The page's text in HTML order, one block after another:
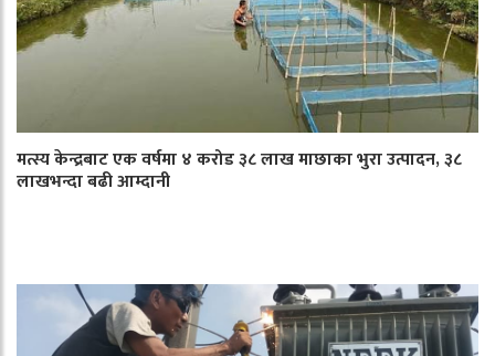
मत्स्य केन्द्रबाट एक वर्षमा ४ करोड ३८ लाख माछाका भुरा उत्पादन, ३८
लाखभन्दा बढी आम्दानी